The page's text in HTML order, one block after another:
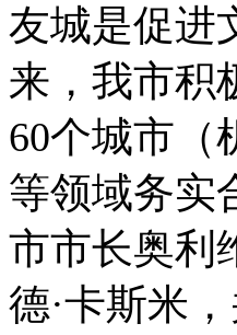
友城是促进
来，我市积
60个城市（
等领域务实
市市长奥利
德·卡斯米